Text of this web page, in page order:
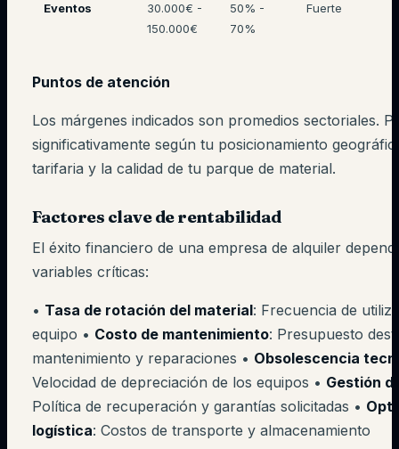
Eventos
30.000€ -
150.000€
50% -
70%
Fuerte
Puntos de atención
Los márgenes indicados son promedios sectoriales.
significativamente según tu posicionamiento
tarifaria y la calidad de tu parque de material.
Factores clave de rentabilidad
El éxito financiero de una empresa de alquiler
variables críticas:
• Tasa de rotación del material: Frecuencia de
equipo • Costo de mantenimiento: Presupuesto
mantenimiento y reparaciones • Obsolescencia
Velocidad de depreciación de los equipos • Gestión
Política de recuperación y garantías solicitadas •
logística: Costos de transporte y almacenamiento